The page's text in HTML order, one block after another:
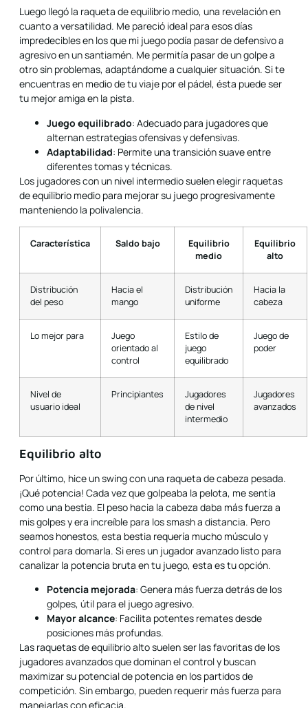
Luego llegó la raqueta de equilibrio medio, una revelación en
cuanto a versatilidad. Me pareció ideal para esos días
impredecibles en los que mi juego podía pasar de defensivo a
agresivo en un santiamén. Me permitía pasar de un golpe a
otro sin problemas, adaptándome a cualquier situación. Si te
encuentras en medio de tu viaje por el pádel, ésta puede ser
tu mejor amiga en la pista.
Juego equilibrado: Adecuado para jugadores que
alternan estrategias ofensivas y defensivas.
Adaptabilidad: Permite una transición suave entre
diferentes tomas y técnicas.
Los jugadores con un nivel intermedio suelen elegir raquetas
de equilibrio medio para mejorar su juego progresivamente
manteniendo la polivalencia.
Característica Saldo bajo
Equilibrio
medio
Equilibrio
alto
Distribución
del peso
Hacia el
mango
Distribución
uniforme
Hacia la
cabeza
Lo mejor para
Juego
orientado al
control
Estilo de
juego
equilibrado
Juego de
poder
Nivel de
usuario ideal
Principiantes
Jugadores
de nivel
intermedio
Jugadores
avanzados
Equilibrio alto
Por último, hice un swing con una raqueta de cabeza pesada.
¡Qué potencia! Cada vez que golpeaba la pelota, me sentía
como una bestia. El peso hacia la cabeza daba más fuerza a
mis golpes y era increíble para los smash a distancia. Pero
seamos honestos, esta bestia requería mucho músculo y
control para domarla. Si eres un jugador avanzado listo para
canalizar la potencia bruta en tu juego, esta es tu opción.
Potencia mejorada: Genera más fuerza detrás de los
golpes, útil para el juego agresivo.
Mayor alcance: Facilita potentes remates desde
posiciones más profundas.
Las raquetas de equilibrio alto suelen ser las favoritas de los
jugadores avanzados que dominan el control y buscan
maximizar su potencial de potencia en los partidos de
competición. Sin embargo, pueden requerir más fuerza para
manejarlas con eficacia.